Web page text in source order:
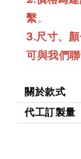
繫。
3.尺寸、
可與我們聯
關於款式
代工訂製量